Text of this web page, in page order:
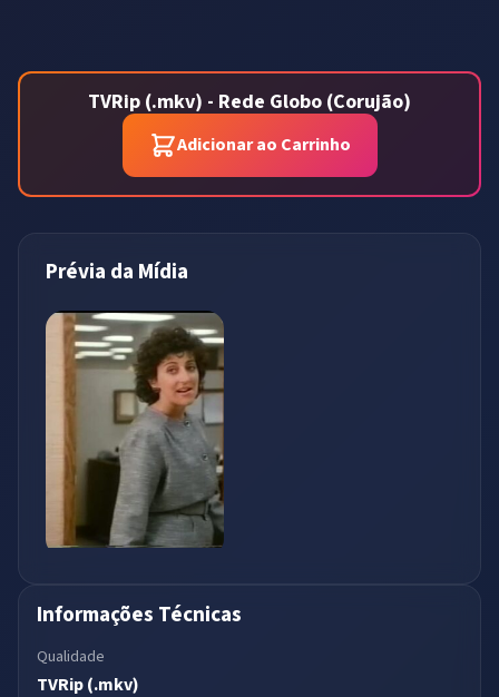
TVRip (.mkv) - Rede Globo (Corujão)
Adicionar ao Carrinho
Prévia da Mídia
Informações Técnicas
Qualidade
TVRip (.mkv)